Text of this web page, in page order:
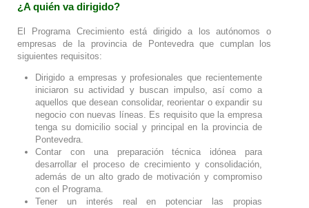
¿A quién va dirigido?
El Programa Crecimiento está dirigido a los autónomos o
empresas de la provincia de Pontevedra que cumplan los
siguientes requisitos:
Dirigido a empresas y profesionales que recientemente
iniciaron su actividad y buscan impulso, así como a
aquellos que desean consolidar, reorientar o expandir su
negocio con nuevas líneas. Es requisito que la empresa
tenga su domicilio social y principal en la provincia de
Pontevedra.
Contar con una preparación técnica idónea para
desarrollar el proceso de crecimiento y consolidación,
además de un alto grado de motivación y compromiso
con el Programa.
Tener un interés real en potenciar las propias